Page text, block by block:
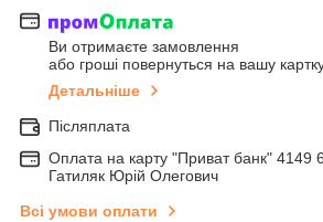
Ви отримаєте замовлення
або гроші повернуться на вашу
Детальніше
Післяплата
Оплата на карту "Приват банк" 4149
Гатиляк Юрій Олегович
Всі умови оплати